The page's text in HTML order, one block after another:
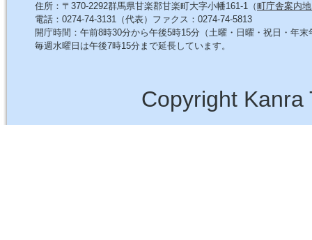
住所：〒370-2292群馬県甘楽郡甘楽町大字小幡161-1（町庁舎案内
電話：0274-74-3131（代表）ファクス：0274-74-5813
開庁時間：午前8時30分から午後5時15分（土曜・日曜・祝日・年末
毎週水曜日は午後7時15分まで延長しています。
Copyright Kanra